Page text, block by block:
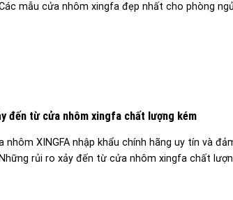
mẫu cửa nhôm xingfa đẹp nhất cho phòng ngủ
đến từ cửa nhôm xingfa chất lượng kém
XINGFA nhập khẩu chính hãng uy tín và
rủi ro xảy đến từ cửa nhôm xingfa chất